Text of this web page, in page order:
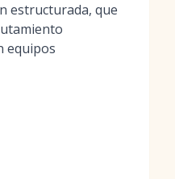
estructurada, que
equipos